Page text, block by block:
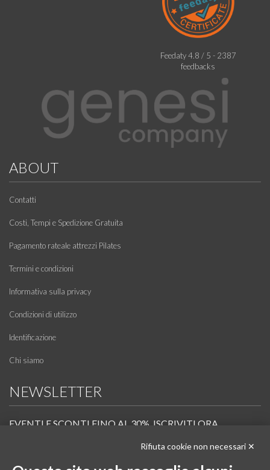
Feedaty4.8 / 5 - 2387
feedbacks
ABOUT
Contatti
Costi, Tempi e Spedizione Gratuita
Pagamento rateale attrezzi Pilates
Termini e condizioni
Informativa sulla privacy
Condizioni di utilizzo
Identificazione
Chi siamo
NEWSLETTER
EVENTI E SCONTI FINO AL 30%. ISCRIVITI ORA.
Scopri in anteprima i nuovi prodotti, le promozioni riservate ai professionisti e resta
Rifiuta cookie non necessari ✕